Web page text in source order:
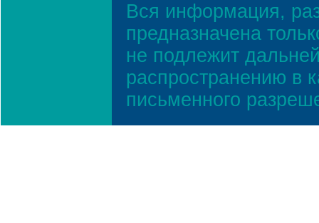
Вся информация,
предназначена
не подлежит
распространению в
письменного